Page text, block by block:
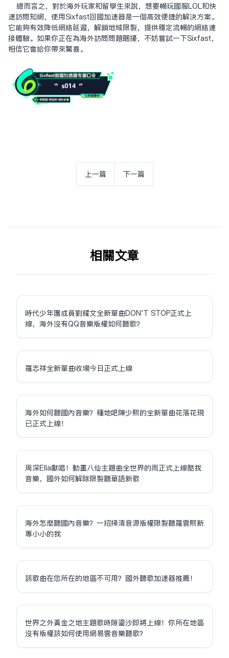
总而言之，对于海外玩家和留学生来说，想要畅玩国服LOL和快
速访问知网，使用Sixfast回国加速器是一个高效便捷的解决方案。
它能够有效降低网络延迟，解锁地域限制，提供稳定流畅的网络连
接体验。如果你正在为海外访问问题困扰，不妨尝试一下Sixfast，
相信它会给你带来惊喜。
上一篇 下一篇
相关文章
時代少年團成員劉耀文全新單曲DON'T STOP正式上
線，海外沒有QQ音樂版權如何聽歌？
羅志祥全新單曲收場今日正式上線
海外如何聽國內音樂？種地吧陳少熙的全新單曲花落花現
已正式上線！
周深Ella獻唱！動畫八仙主題曲全世界的雨正式上線酷我
音樂，國外如何解除限制聽華語新歌
海外怎麼聽國內音樂？一招掃清音源版權限制聽羅雲熙新
專小小的我
該歌曲在您所在的地區不可用？國外聽歌加速器推薦！
世界之外黃金之地主題歌時隙鎏沙即將上線！你所在地區
沒有版權該如何使用網易雲音樂聽歌？